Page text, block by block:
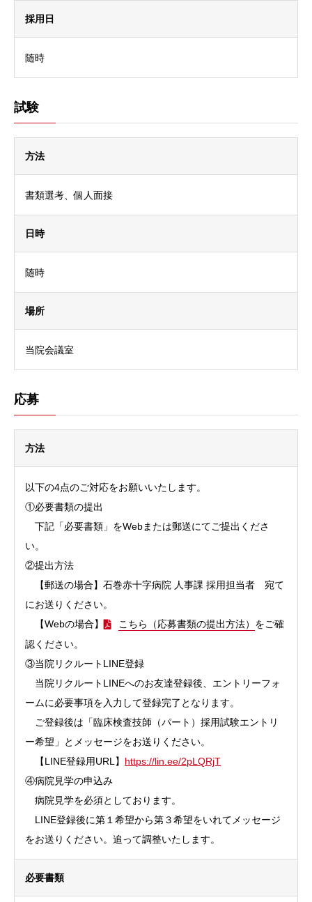
採用日
随時
試験
方法
書類選考、個人面接
日時
随時
場所
当院会議室
応募
方法
以下の4点のご対応をお願いいたします。
①必要書類の提出
下記「必要書類」をWebまたは郵送にてご提出くださ
い。
②提出方法
【郵送の場合】石巻赤十字病院 人事課 採用担当者 宛て
にお送りください。
【Webの場合】
こちら（応募書類の提出方法） をご確
認ください。
③当院リクルートLINE登録
当院リクルートLINEへのお友達登録後、エントリーフォ
ームに必要事項を入力して登録完了となります。
ご登録後は「臨床検査技師（パート）採用試験エントリ
ー希望」とメッセージをお送りください。
【LINE登録用URL】 https://lin.ee/2pLQRjT
④病院見学の申込み
病院見学を必須としております。
LINE登録後に第１希望から第３希望をいれてメッセージ
をお送りください。追って調整いたします。
必要書類